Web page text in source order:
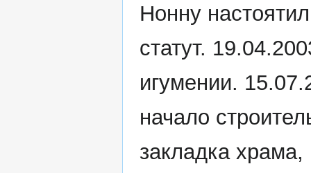
Нонну
статут.
игумении.
начало
закладка